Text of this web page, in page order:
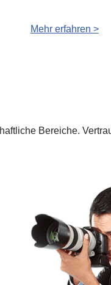
Mehr erfahren >
Bereiche.